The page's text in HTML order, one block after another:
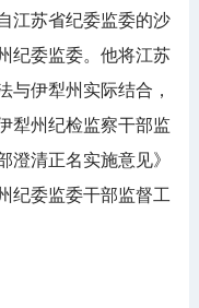
苏省纪委监委的沙
纪委监委。他将江苏
与伊犁州实际结合，
犁州纪检监察干部监
澄清正名实施意见》
纪委监委干部监督工